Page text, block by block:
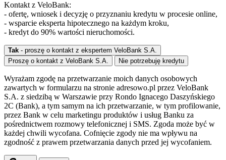
Kontakt z VeloBank:
- ofertę, wniosek i decyzję o przyznaniu kredytu w procesie online,
- wsparcie eksperta hipotecznego na każdym kroku,
- kredyt do 90% wartości nieruchomości.
Tak - proszę o kontakt z ekspertem VeloBank S.A.
Proszę o kontakt z VeloBank S.A.
Nie potrzebuję kredytu
Wyrażam zgodę na przetwarzanie moich danych osobowych
zawartych w formularzu na stronie adresowo.pl przez VeloBank
S.A. z siedzibą w Warszawie przy Rondo Ignacego Daszyńskiego
2C (Bank), a tym samym na ich przetwarzanie, w tym profilowanie,
przez Bank w celu marketingu produktów i usług Banku za
pośrednictwem rozmowy telefonicznej i SMS. Zgoda może być w
każdej chwili wycofana. Cofnięcie zgody nie ma wpływu na
zgodność z prawem przetwarzania danych przed jej wycofaniem.